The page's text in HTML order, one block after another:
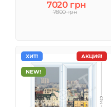
7020 грн
7800 грн
АКЦИЯ!
ХИТ!
NEW!